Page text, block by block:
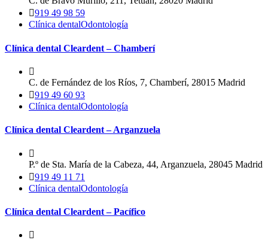
919 49 98 59
Clínica dentalOdontología
Clínica dental Cleardent – Chamberí
C. de Fernández de los Ríos, 7, Chamberí, 28015 Madrid
919 49 60 93
Clínica dentalOdontología
Clínica dental Cleardent – Arganzuela
P.º de Sta. María de la Cabeza, 44, Arganzuela, 28045 Madrid
919 49 11 71
Clínica dentalOdontología
Clínica dental Cleardent – Pacífico